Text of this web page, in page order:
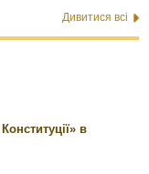
Дивитися всі
в